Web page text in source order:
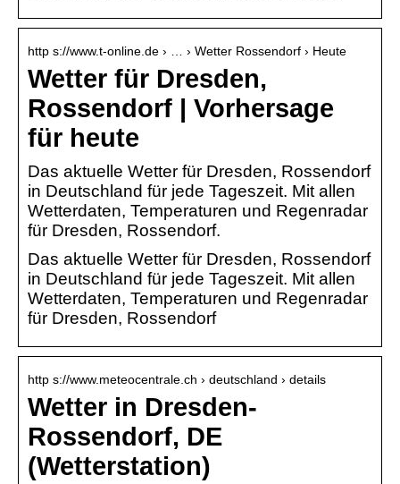
http s://www.t-online.de › … › Wetter Rossendorf › Heute
Wetter für Dresden,
Rossendorf | Vorhersage
für heute
Das aktuelle Wetter für Dresden, Rossendorf
in Deutschland für jede Tageszeit. Mit allen
Wetterdaten, Temperaturen und Regenradar
für Dresden, Rossendorf.
Das aktuelle Wetter für Dresden, Rossendorf
in Deutschland für jede Tageszeit. Mit allen
Wetterdaten, Temperaturen und Regenradar
für Dresden, Rossendorf
http s://www.meteocentrale.ch › deutschland › details
Wetter in Dresden-
Rossendorf, DE
(Wetterstation)